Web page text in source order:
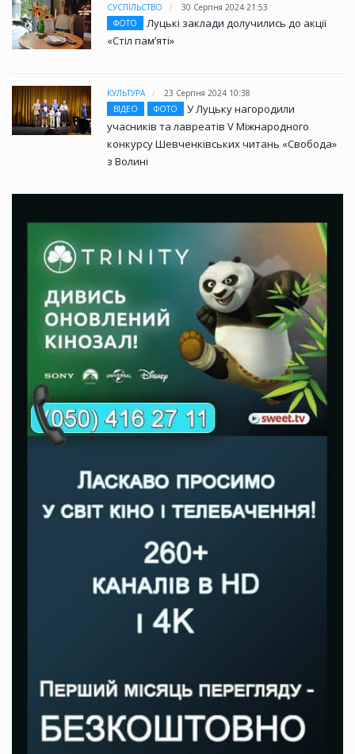
СУСПІЛЬСТВО
30 Серпня 2024 21:53
ФОТО
Луцькі заклади долучились до акції
«Стіл памʼяті»
КУЛЬТУРА
23 Серпня 2024 10:38
ВІДЕО
ФОТО
У Луцьку нагородили
учасників та лавреатів V Міжнародного
конкурсу Шевченківських читань «Свобода»
з Волині